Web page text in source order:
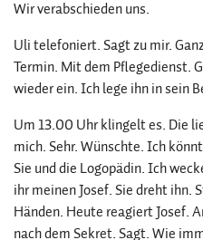
Wir verabschieden uns.
Uli telefoniert. Sagt zu mir.
Termin. Mit dem Pflegedienst.
wieder ein. Ich lege ihn in sein
Um 13.00 Uhr klingelt es. Die
mich. Sehr. Wünschte. Ich
Sie und die Logopädin. Ich
ihr meinen Josef. Sie dreht ihn.
Händen. Heute reagiert Josef.
nach dem Sekret. Sagt. Wie